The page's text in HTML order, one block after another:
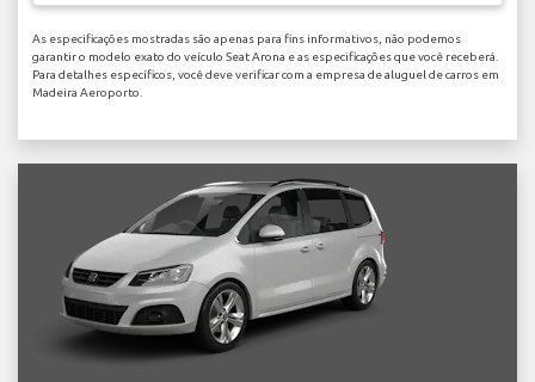
As especificações mostradas são apenas para fins informativos, não podemos
garantir o modelo exato do veículo Seat Arona e as especificações que você receberá.
Para detalhes específicos, você deve verificar com a empresa de aluguel de carros em
Madeira Aeroporto.